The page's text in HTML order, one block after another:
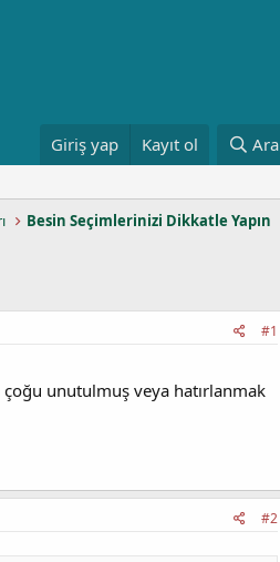
Giriş yap Kayıt ol Ara
Besin Seçimlerinizi Dikkatle Yapın
#1
çoğu unutulmuş veya hatırlanmak
#2